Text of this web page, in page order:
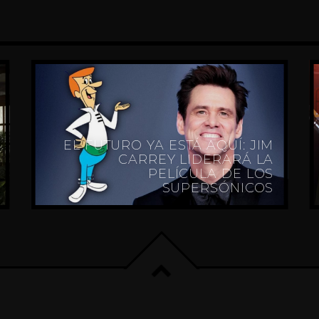
EL FUTURO YA ESTÁ AQUÍ: JIM
CARREY LIDERARÁ LA
PELÍCULA DE LOS
SUPERSÓNICOS